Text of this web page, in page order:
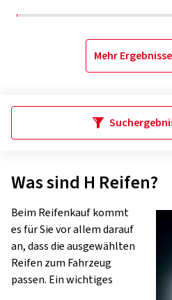
Mehr
Was sind H Reifen?
Beim Reifenkauf kommt
es für Sie vor allem darauf
an, dass die ausgewählten
Reifen zum Fahrzeug
passen. Ein wichtiges